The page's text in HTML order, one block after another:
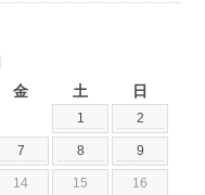
金 土 日
1 2
7 8 9
14 15 16